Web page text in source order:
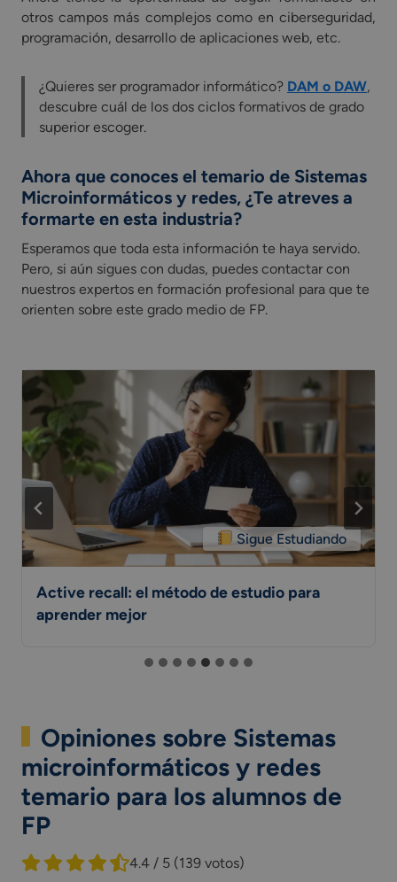
otros campos más complejos como en ciberseguridad,
programación, desarrollo de aplicaciones web, etc.
¿Quieres ser programador informático? DAM o DAW,
descubre cuál de los dos ciclos formativos de grado
superior escoger.
Ahora que conoces el temario de Sistemas
Microinformáticos y redes, ¿Te atreves a
formarte en esta industria?
Esperamos que toda esta información te haya servido.
Pero, si aún sigues con dudas, puedes contactar con
nuestros expertos en formación profesional para que te
orienten sobre este grado medio de FP.
Sigue Estudiando
Active recall: el método de estudio para
aprender mejor
Opiniones sobre Sistemas
microinformáticos y redes
temario para los alumnos de
FP
4.4 / 5 (139 votos)